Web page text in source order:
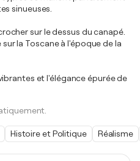
sinueuses.
sur le dessus du canapé.
la Toscane à l'époque de la
et l'élégance épurée de
Histoire et Politique Réalisme